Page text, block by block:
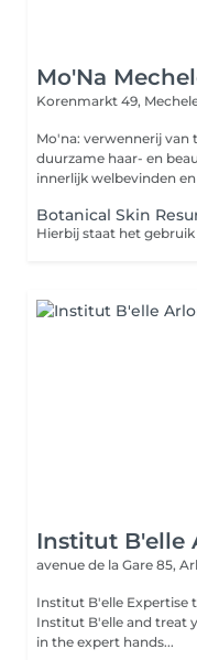
Mo'Na
Korenmarkt 49,
Mo'na: verwennerij
duurzame haar- en
innerlijk welbevinden
Botanical Skin
Institut B'elle
avenue de la Gare 85,
Institut B'elle Expertise that Enhances Your Beauty Step into
Institut B'elle and treat
in the expert hands...